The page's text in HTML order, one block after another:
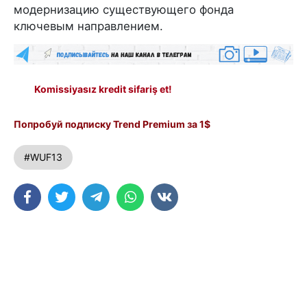
модернизацию существующего фонда
ключевым направлением.
Komissiyasız kredit sifariş et!
Попробуй подписку Trend Premium за 1$
#WUF13